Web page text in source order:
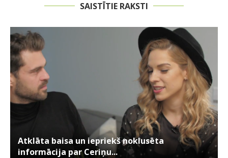
SAISTĪTIE RAKSTI
Atklāta baisa un iepriekš noklusēta
informācija par Ceriņu...